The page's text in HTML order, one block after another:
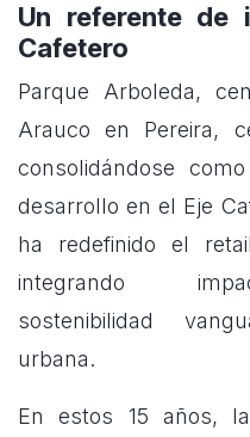
Un referente de
Cafetero
Parque Arboleda,
Arauco en Pereira,
consolidándose
desarrollo en el Eje
ha redefinido el
integrando
sostenibilidad
urbana.
En estos 15 años,